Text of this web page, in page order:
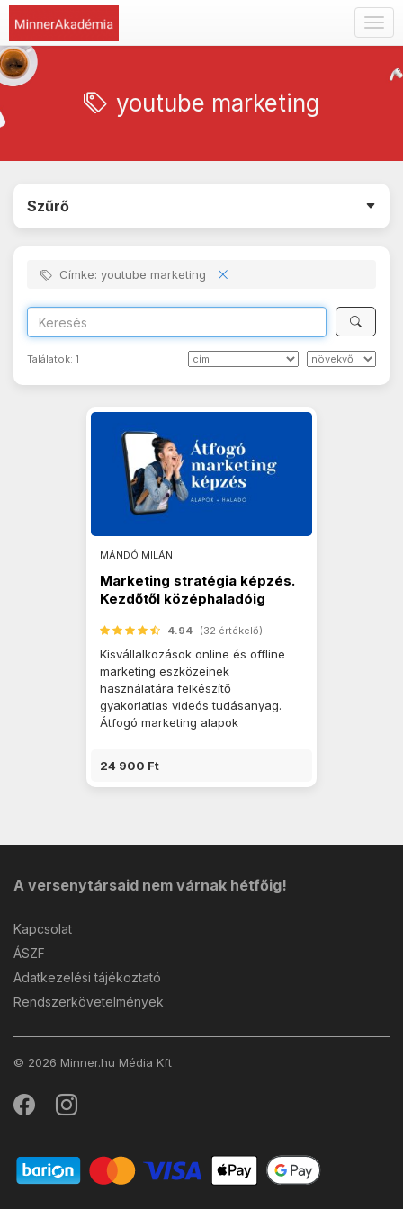
youtube marketing
Szűrő
Címke: youtube marketing
Találatok: 1
MÁNDÓ MILÁN
Marketing stratégia képzés.
Kezdőtől középhaladóig
4.94 (32 értékelő)
Kisvállalkozások online és offline
marketing eszközeinek
használatára felkészítő
gyakorlatias videós tudásanyag.
Átfogó marketing alapok
24 900 Ft
A versenytársaid nem várnak hétfőig!
Kapcsolat
ÁSZF
Adatkezelési tájékoztató
Rendszerkövetelmények
© 2026 Minner.hu Média Kft